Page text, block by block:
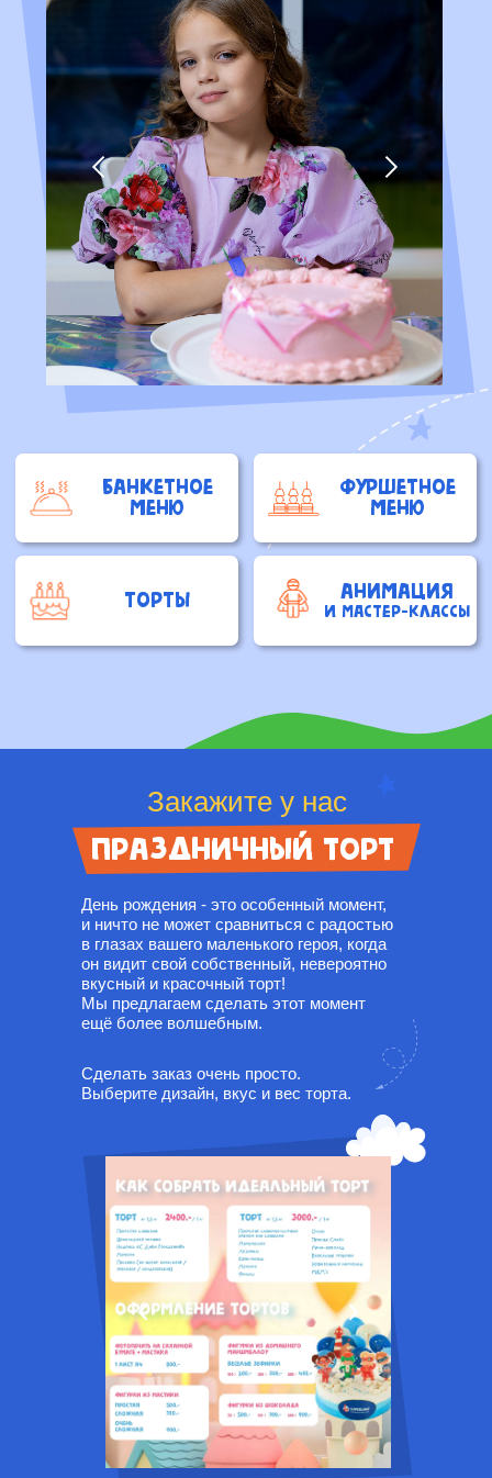
праздничный торт
Закажите у нас
День рождения - это особенный момент,
и ничто не может сравниться с радостью
в глазах вашего маленького героя, когда
он видит свой собственный, невероятно
вкусный и красочный торт!
Мы предлагаем сделать этот момент
ещё более волшебным.
Сделать заказ очень просто.
Выберите дизайн, вкус и вес торта.